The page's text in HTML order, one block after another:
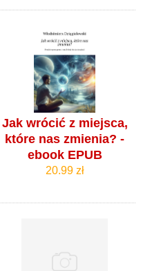
Jak wrócić z miejsca,
które nas zmienia? -
ebook EPUB
20.99 zł